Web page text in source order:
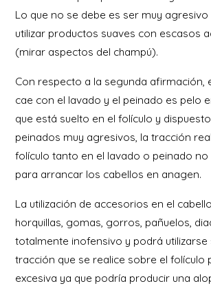
Lo que no se debe es ser muy
utilizar productos suaves con escasos
(mirar aspectos del champú).
Con respecto a la segunda afirmación,
cae con el lavado y el peinado es pelo
que está suelto en el folículo y
peinados muy agresivos, la tracción
folículo tanto en el lavado o peinado no
para arrancar los cabellos en anagen.
La utilización de accesorios en el
horquillas, gomas, gorros, pañuelos,
totalmente inofensivo y podrá utilizarse
tracción que se realice sobre el folículo
excesiva ya que podría producir una